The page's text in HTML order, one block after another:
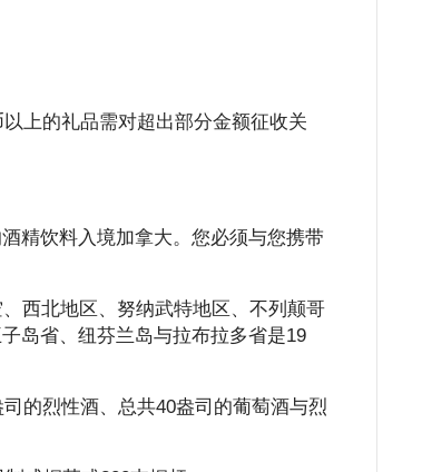
上的礼品需对超出部分金额征收关
精饮料入境加拿大。您必须与您携带
西北地区、努纳武特地区、不列颠哥
岛省、纽芬兰岛与拉布拉多省是19
的烈性酒、总共40盎司的葡萄酒与烈